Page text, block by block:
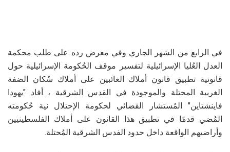
في الرابع من الشهر الجاري وفي معرض رده على طلب محكمة
العدل العُليا الإسرائيلية لتفسير موقف الحُكومة الإسرائيلية حول
قانونية تطبيق قانون أملاك الغائبين على أملاك سُكان الضفة
الغربية المحتلة والموجودة في القدس الشرقية ، أفاد "يهودا
فاينشتاين" المُستشار القضائي لحكومة الإحتلال نية حُكومته
المُضي قدمًا في تطبيق هذا القانون على أملاك الفلسطينيين
وأراضيهم الواقعة داخل حدود الفدس الشرقية المُحتلة.